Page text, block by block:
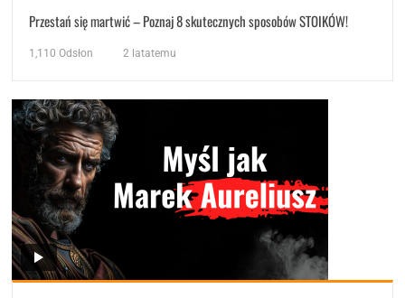
Przestań się martwić – Poznaj 8 skutecznych sposobów STOIKÓW!
1,110 Odsłon 2 latatemu